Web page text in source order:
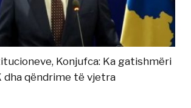
Konjufca: Ka gatishmëri
dha qëndrime të vjetra